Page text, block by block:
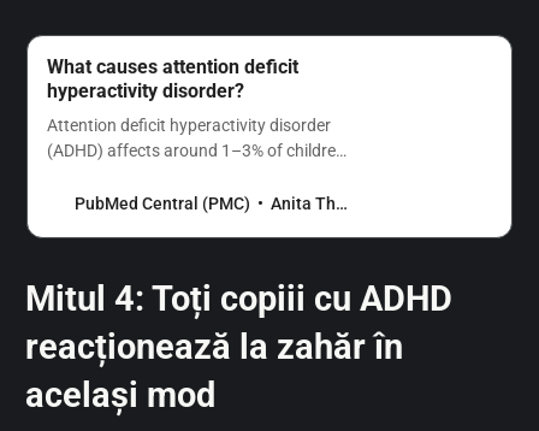
What causes attention deficit
hyperactivity disorder?
Attention deficit hyperactivity disorder
(ADHD) affects around 1–3% of children.
developmental and learning problems as
PubMed Central (PMC) Anita Thapar
Mitul 4: Toți copiii cu ADHD
reacționează la zahăr în
același mod